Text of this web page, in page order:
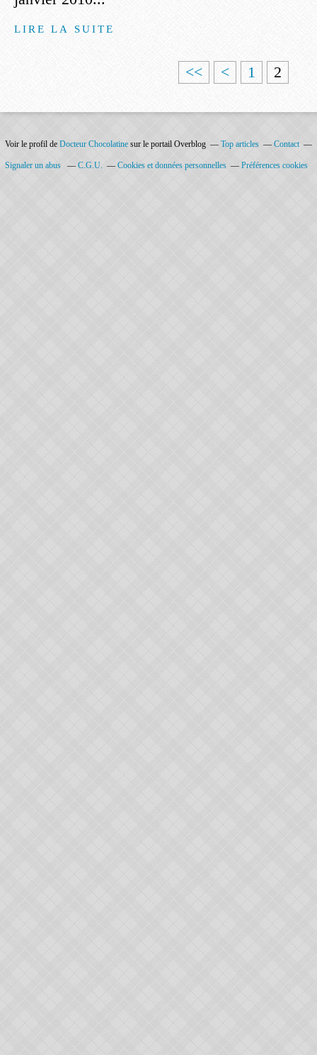
LIRE LA SUITE
<< < 1 2
Voir le profil de Docteur Chocolatine sur le portail Overblog Top articles Contact
Signaler un abus C.G.U. Cookies et données personnelles Préférences cookies